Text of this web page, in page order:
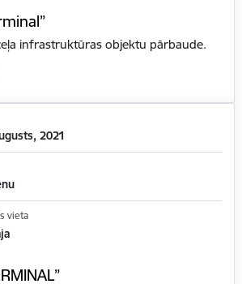
infrastruktūras objektu pārbaude.
2021
vieta